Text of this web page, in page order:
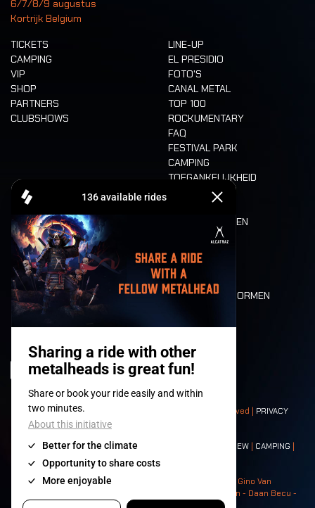
6/7/8/9 augustus
Kortrijk Belgium
TICKETS
CAMPING
VIP
SHOP
PARTNERS
CLUBSHOWS
LINE-UP
EL PRESIDIO
FOTO'S
CANAL METAL
TOP 100
ROCKUMENTARY
FAQ
FESTIVAL PARK
CAMPING
TOEGANKELIJKHEID
CASHLESS
ETEN EN DRINKEN
MOBILITEIT
LONE WOLVES
PLATTEGROND
DEATH RIDE
WAARDEN EN NORMEN
HISTORIEK
© 2008-2026- Apache Productions VZW – All rights reserved | PRIVACY
POLICY|ALGEMENE VOORWAARDEN
Contact:GENERAL| PARTNERSHIPS CREW | CAMPING |
NEIGHBOURS
Photos: Ann Kermans - Hans Van Hoof - Eliaz Bruggeman - Gino Van
Lancker - Tim Tronckoe - Elsie Roymans - Stijn Verbruggen - Daan Becu -
Claus Christa - Devid Camerlynck